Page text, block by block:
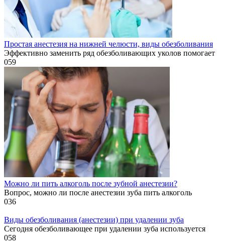
Простая анестезия на нижней челюсти, виды обезболивания
Эффективно заменить ряд обезболивающих уколов помогает
059
Можно ли пить алкоголь после зубной анестезии?
Вопрос, можно ли после анестезии зуба пить алкоголь
036
Виды обезболивания (анестезии) при удалении зуба
Сегодня обезболивающее при удалении зуба используется
058